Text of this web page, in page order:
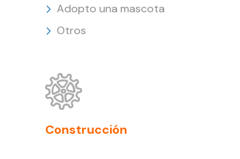
Adopto una mascota
Otros
Construcción